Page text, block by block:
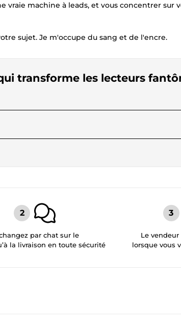
vraie machine à leads, et vous concentrer sur
sujet. Je m'occupe du sang et de l'encre.
transforme les lecteurs
par chat sur le
la livraison en toute sécurité
Le vendeur
lorsque vous